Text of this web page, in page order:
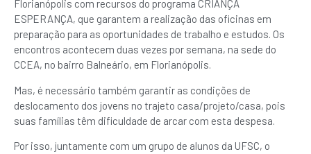
Florianópolis com recursos do programa CRIANÇA
ESPERANÇA, que garantem a realização das oficinas em
preparação para as oportunidades de trabalho e estudos. Os
encontros acontecem duas vezes por semana, na sede do
CCEA, no bairro Balneário, em Florianópolis.
Mas, é necessário também garantir as condições de
deslocamento dos jovens no trajeto casa/projeto/casa, pois
suas famílias têm dificuldade de arcar com esta despesa.
Por isso, juntamente com um grupo de alunos da UFSC, o